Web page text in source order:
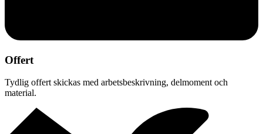
Offert
Tydlig offert skickas med arbetsbeskrivning, delmoment och
material.